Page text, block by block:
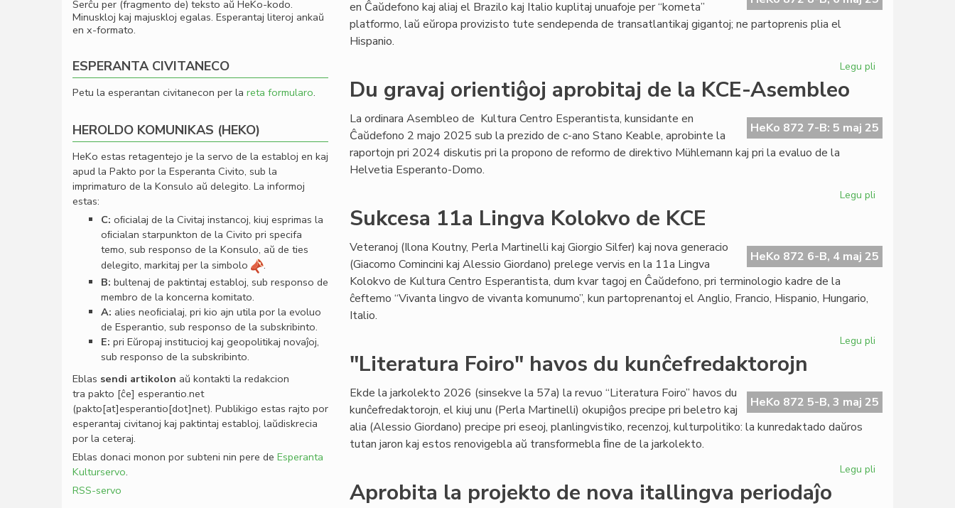
en Ĉaŭdefono kaj aliaj el Brazilo kaj Italio kuplitaj unuafoje per “kometa”
platformo, laŭ eŭropa provizisto tute sendependa de transatlantikaj gigantoj; ne partoprenis plia el
Hispanio.
Legu pli
la
junian
Du gravaj orientiĝoj aprobitaj de la KCE-Asembleo
HeKo 872 7-B: 5 maj 25
La ordinara Asembleo de Kultura Centro Esperantista, kunsidante en
Ĉaŭdefono 2 majo 2025 sub la prezido de c-ano Stano Keable, aprobinte la
raportojn pri 2024 diskutis pri la propono de reformo de direktivo Mühlemann kaj pri la evaluo de la
Helvetia Esperanto-Domo.
Legu pli
aprobitaj
de
Sukcesa 11a Lingva Kolokvo de KCE
HeKo 872 6-B, 4 maj 25
Veteranoj (Ilona Koutny, Perla Martinelli kaj Giorgio Silfer) kaj nova generacio
(Giacomo Comincini kaj Alessio Giordano) prelege vervis en la 11a Lingva
Kolokvo de Kultura Centro Esperantista, dum kvar tagoj en Ĉaŭdefono, pri terminologio kadre de la
ĉeftemo “Vivanta lingvo de vivanta komunumo”, kun partoprenantoj el Anglio, Francio, Hispanio, Hungario,
Italio.
Legu pli
Kolokvo
de
"Literatura Foiro" havos du kunĉefredaktorojn
HeKo 872 5-B, 3 maj 25
Ekde la jarkolekto 2026 (sinsekve la 57a) la revuo “Literatura Foiro” havos du
kunĉefredaktorojn, el kiuj unu (Perla Martinelli) okupiĝos precipe pri beletro kaj
alia (Alessio Giordano) precipe pri eseoj, planlingvistiko, recenzoj, kulturpolitiko: la kunredaktado daŭros
tutan jaron kaj estos renovigebla aŭ transformebla ﬁne de la jarkolekto.
Legu pli
Aprobita la projekto de nova itallingva periodaĵo
Serĉu per (fragmento de) teksto aŭ HeKo-kodo.
Minuskloj kaj majuskloj egalas. Esperantaj literoj ankaŭ
en x-formato.
ESPERANTA CIVITANECO
Petu la esperantan civitanecon per la reta formularo.
HEROLDO KOMUNIKAS (HEKO)
HeKo estas retagentejo je la servo de la establoj en kaj
apud la Pakto por la Esperanta Civito, sub la
imprimaturo de la Konsulo aŭ delegito. La informoj
estas:
C: oﬁcialaj de la Civitaj instancoj, kiuj esprimas la
oﬁcialan starpunkton de la Civito pri specifa
temo, sub responso de la Konsulo, aŭ de ties
delegito, markitaj per la simbolo
.
B: bultenaj de paktintaj establoj, sub responso de
membro de la koncerna komitato.
A: alies neoﬁcialaj, pri kio ajn utila por la evoluo
de Esperantio, sub responso de la subskribinto.
E: pri Eŭropaj institucioj kaj geopolitikaj novaĵoj,
sub responso de la subskribinto.
Eblas sendi artikolon aŭ kontakti la redakcion
tra pakto [ĉe] esperantio.net
(pakto[at]esperantio[dot]net). Publikigo estas rajto por
esperantaj civitanoj kaj paktintaj establoj, laŭdiskrecia
por la ceteraj.
Eblas donaci monon por subteni nin pere de Esperanta
Kulturservo.
RSS-servo